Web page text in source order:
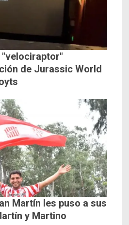
"velociraptor"
de Jurassic World
Martín les puso a sus
y Martino